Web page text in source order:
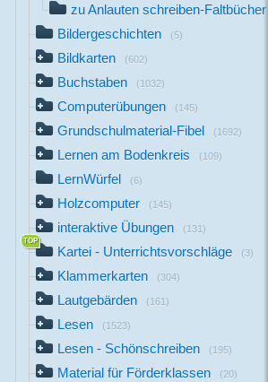
zu Anlauten schreiben-Faltbücher
Bildergeschichten (5)
Bildkarten (602)
Buchstaben (1032)
Computerübungen (145)
Grundschulmaterial-Fibel (1692)
Lernen am Bodenkreis (109)
LernWürfel (6)
Holzcomputer (145)
interaktive Übungen (131)
Kartei - Unterrichtsvorschläge (3)
Klammerkarten (304)
Lautgebärden (161)
Lesen (1523)
Lesen - Schönschreiben (195)
Material für Förderklassen (20)